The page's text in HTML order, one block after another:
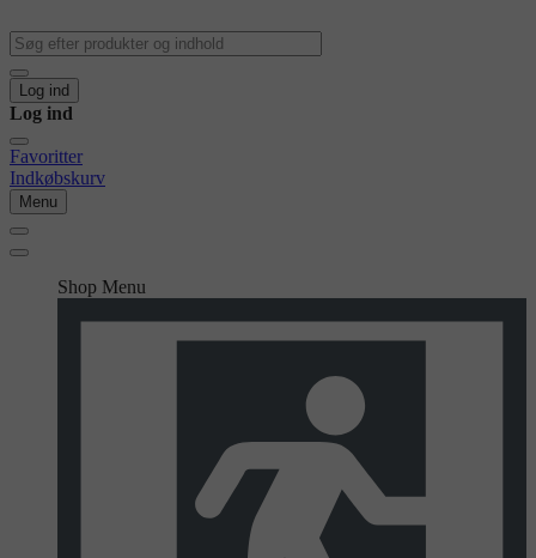
Log ind
Log ind
Favoritter
Indkøbskurv
Menu
Shop Menu